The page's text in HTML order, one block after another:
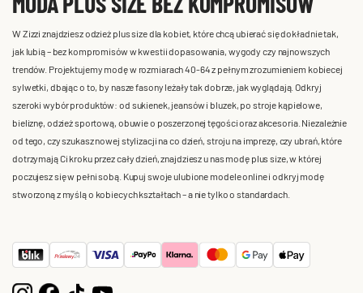
W Zizzi znajdziesz odzież plus size dla kobiet, które chcą ubierać się dokładnie tak,
jak lubią – bez kompromisów w kwestii dopasowania, wygody czy najnowszych
trendów. Projektujemy modę w rozmiarach 40-64 z pełnym zrozumieniem kobiecej
sylwetki, dbając o to, by nasze fasony leżały tak dobrze, jak wyglądają. Odkryj
szeroki wybór produktów: od sukienek, jeansów i bluzek, po stroje kąpielowe,
bieliznę, odzież sportową, obuwie o poszerzonej tęgości oraz akcesoria. Niezależnie
od tego, czy szukasz nowej stylizacji na co dzień, stroju na imprezę, czy ubrań, które
dotrzymają Ci kroku przez cały dzień, znajdziesz u nas modę plus size, w której
poczujesz się w pełni sobą. Kupuj swoje ulubione modele online i odkryj modę
stworzoną z myślą o kobiecych kształtach – a nie tylko o standardach.